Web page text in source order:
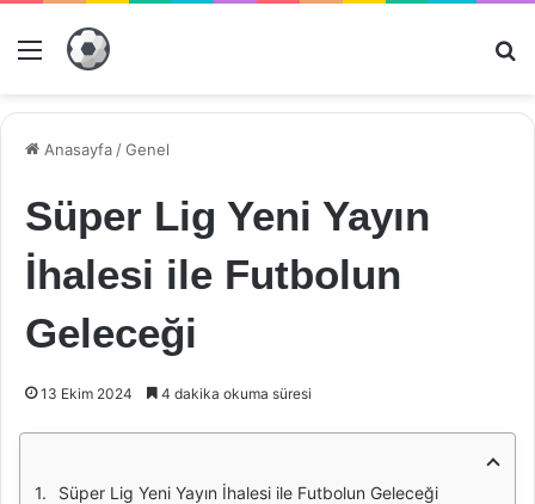
Menü
Anasayfa /Genel
Süper Lig Yeni Yayın
İhalesi ile Futbolun
Geleceği
13 Ekim 2024 4 dakika okuma süresi
Süper Lig Yeni Yayın İhalesi ile Futbolun Geleceği